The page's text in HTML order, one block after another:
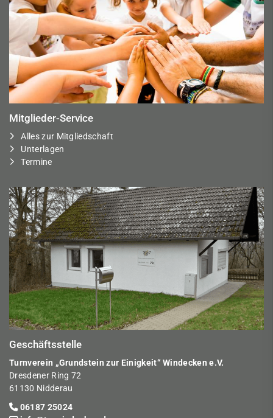
Mitglieder-Service
Alles zur Mitgliedschaft
Unterlagen
Termine
Geschäftsstelle
Turnverein „Grundstein zur Einigkeit“ Windecken e.V.
Dresdener Ring 72
61130 Nidderau
06187 25024